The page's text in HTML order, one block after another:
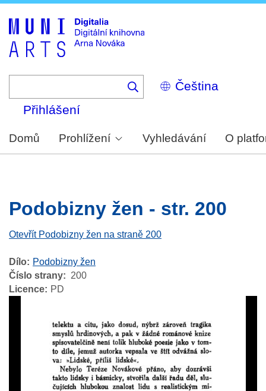
Select
your
Přihlášení
Domů Prohlížení Vyhledávání O
Podobizny žen - str. 200
Otevřít Podobizny žen na straně 200
Dílo
Podobizny žen
Číslo strany
200
Licence
PD